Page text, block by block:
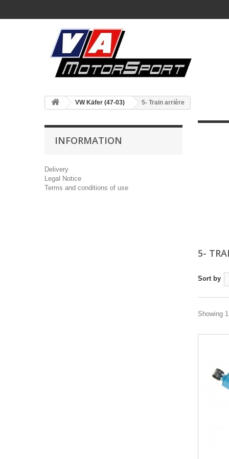
VW Käfer (47-03) 5- Train arrière
INFORMATION
Delivery
Legal Notice
Terms and conditions of use
5-
Sort by
Showing